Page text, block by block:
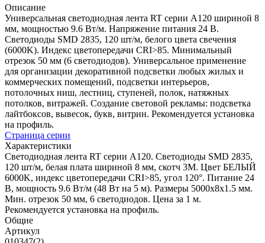
Описание
Универсальная светодиодная лента RT серии A120 шириной 8
мм, мощностью 9.6 Вт/м. Напряжение питания 24 В.
Светодиоды SMD 2835, 120 шт/м, белого цвета свечения
(6000K). Индекс цветопередачи CRI>85. Минимальный
отрезок 50 мм (6 светодиодов). Универсальное применение
для организации декоративной подсветки любых жилых и
коммерческих помещений, подсветки интерьеров,
потолочных ниш, лестниц, ступеней, полок, натяжных
потолков, витражей. Создание световой рекламы: подсветка
лайтбоксов, вывесок, букв, витрин. Рекомендуется установка
на профиль.
Страница серии
Характеристики
Светодиодная лента RT серии A120. Светодиоды SMD 2835,
120 шт/м, белая плата шириной 8 мм, скотч 3M. Цвет БЕЛЫЙ
6000K, индекс цветопередачи CRI>85, угол 120°. Питание 24
В, мощность 9.6 Вт/м (48 Вт на 5 м). Размеры 5000x8x1.5 мм.
Мин. отрезок 50 мм, 6 светодиодов. Цена за 1 м.
Рекомендуется установка на профиль.
Общие
Артикул